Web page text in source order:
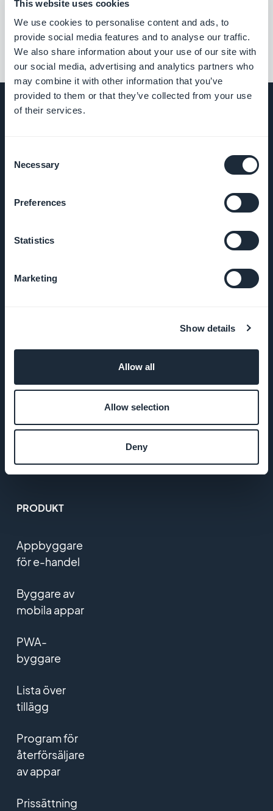
This website uses cookies
We use cookies to personalise content and ads, to
provide social media features and to analyse our traffic.
We also share information about your use of our site with
our social media, advertising and analytics partners who
may combine it with other information that you’ve
provided to them or that they’ve collected from your use
of their services.
Selection
Necessary
Preferences
Statistics
Marketing
Show details
Allow all
Allow selection
Deny
GoodBarber
Köpvillkor
& GDPR
Kontakta oss
PRODUKT
Appbyggare
för e-handel
Byggare av
mobila appar
PWA-
byggare
Lista över
tillägg
Program för
återförsäljare
av appar
Prissättning